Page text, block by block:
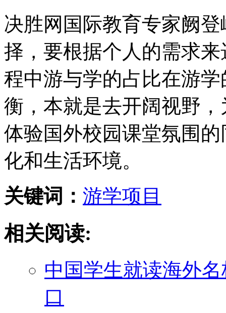
决胜网国际教育专家阙
择，要根据个人的需求
程中游与学的占比在游
衡，本就是去开阔视野
体验国外校园课堂氛围
化和生活环境。
关键词： 游学项目
相关阅读:
中国学生就读海外
口